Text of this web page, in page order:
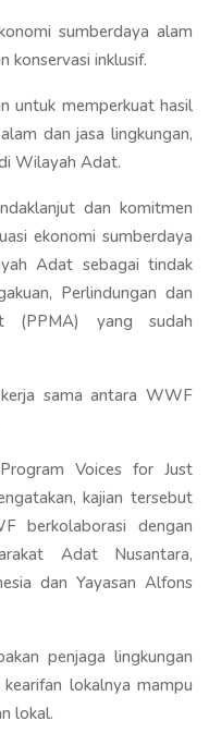
sumberdaya alam
konservasi inklusif.
untuk memperkuat hasil
dan jasa lingkungan,
Wilayah Adat.
dan komitmen
ekonomi sumberdaya
Adat sebagai tindak
Perlindungan dan
(PPMA) yang sudah
sama antara WWF
Voices for Just
kajian tersebut
berkolaborasi dengan
Adat Nusantara,
dan Yayasan Alfons
penjaga lingkungan
lokalnya mampu
lokal.